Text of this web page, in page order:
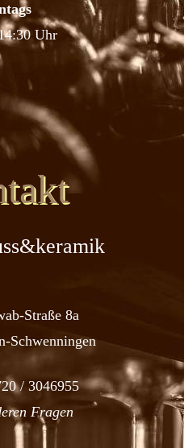
Uhr
Straße 8a
Schwenningen
/ 3046955
Fragen